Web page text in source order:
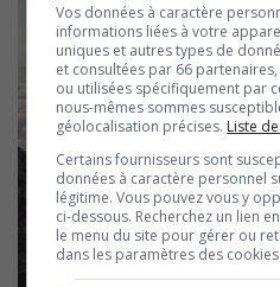
Vos données à caractère
informations liées à votre
uniques et autres types de
et consultées par 66
ou utilisées spécifiquement par
nous-mêmes sommes
géolocalisation précises. Liste
Certains fournisseurs sont
données à caractère personnel
légitime. Vous pouvez vous y
ci-dessous. Recherchez un lien
le menu du site pour gérer ou
dans les paramètres des